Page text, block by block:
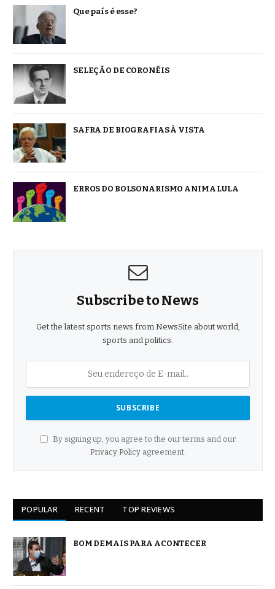
Que país é esse?
SELEÇÃO DE CORONÉIS
SAFRA DE BIOGRAFIAS À VISTA
ERROS DO BOLSONARISMO ANIMA LULA
Subscribe to News
Get the latest sports news from NewsSite about world,
sports and politics.
By signing up, you agree to the our terms and our
Privacy Policyagreement.
POPULAR RECENT TOP REVIEWS
BOM DEMAIS PARA ACONTECER